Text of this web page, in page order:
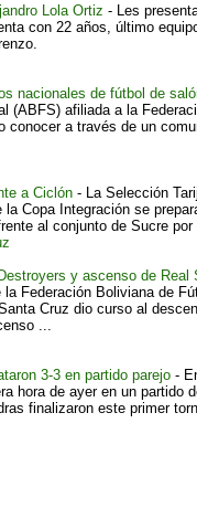
Lola Ortiz -
Les
con 22 años, último
nacionales de fútbol de
(ABFS) afiliada a la
conocer a través de un
a Ciclón -
La Selección
Copa Integración se
al conjunto de Sucre
y ascenso de Real
Federación Boliviana de
Cruz dio curso al
...
3-3 en partido parejo -
hora de ayer en un partido
finalizaron este primer